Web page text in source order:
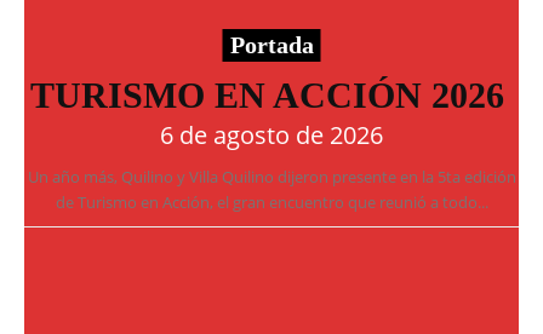
Portada
TURISMO EN ACCIÓN 2026
6 de agosto de 2026
Un año más, Quilino y Villa Quilino dijeron presente en la 5ta edición
de Turismo en Acción, el gran encuentro que reunió a todo...